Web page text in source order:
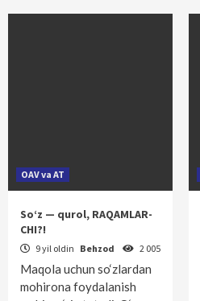
OAV va AT
So‘z — qurol, RAQAMLAR-
CHI?!
9 yil oldin Behzod 2 005
Maqola uchun so‘zlardan
mohirona foydalanish